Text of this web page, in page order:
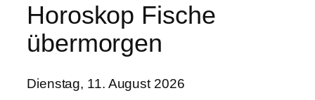
Horoskop Fische
übermorgen
Dienstag, 11. August 2026